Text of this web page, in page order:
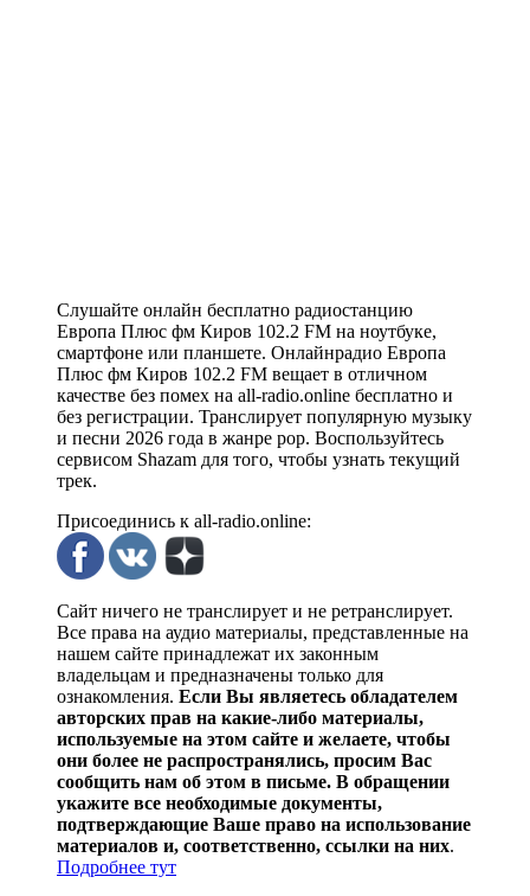
Слушайте онлайн бесплатно радиостанцию
Европа Плюс фм Киров 102.2 FM на ноутбуке,
смартфоне или планшете. Онлайнрадио Европа
Плюс фм Киров 102.2 FM вещает в отличном
качестве без помех на all-radio.online бесплатно и
без регистрации. Транслирует популярную музыку
и песни 2026 года в жанре pop. Воспользуйтесь
сервисом Shazam для того, чтобы узнать текущий
трек.
Присоединись к all-radio.online:
Сайт ничего не транслирует и не ретранслирует.
Все права на аудио материалы, представленные на
нашем сайте принадлежат их законным
владельцам и предназначены только для
ознакомления. Если Вы являетесь обладателем
авторских прав на какие-либо материалы,
используемые на этом сайте и желаете, чтобы
они более не распространялись, просим Вас
сообщить нам об этом в письме. В обращении
укажите все необходимые документы,
подтверждающие Ваше право на использование
материалов и, соответственно, ссылки на них.
Подробнее тут